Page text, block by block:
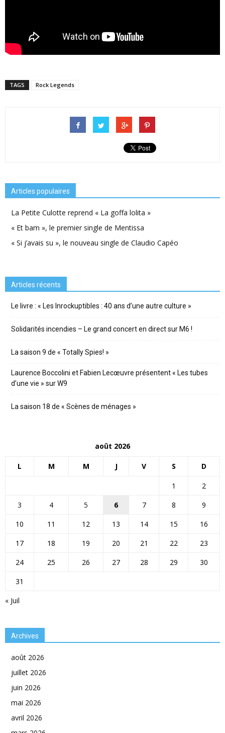
TAGS Rock Legends
Articles populaires
La Petite Culotte reprend « La goffa lolita »
« Et bam », le premier single de Mentissa
« Si j’avais su », le nouveau single de Claudio Capéo
Articles récents
Le livre : « Les Inrockuptibles : 40 ans d’une autre culture »
Solidarités incendies – Le grand concert en direct sur M6 !
La saison 9 de « Totally Spies! »
Laurence Boccolini et Fabien Lecœuvre présentent « Les tubes
d’une vie » sur W9
La saison 18 de « Scènes de ménages »
août 2026
L M M J V S D
« Juil
1
2
3
4 5 6 7 8
9
10
11 12 13 14 15
16
17
18 19 20 21 22
23
24
25 26 27 28 29
30
31
Archives
août 2026
juillet 2026
juin 2026
mai 2026
avril 2026